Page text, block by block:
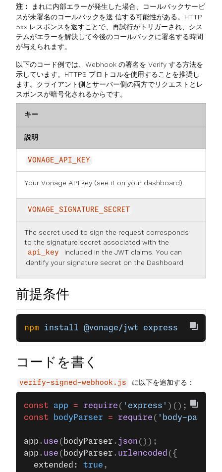
注：
まれに内部エラーが発生した場合、コールバックサービ
スが未署名のコールバックを送 信する可能性がある。HTTP
5xx レスポンスを返すことで、再試行がトリガーされ、シス
テムがエラーを解決して今後のコールバックに署名する時間
が与えられます。
以下のコード例では、Webhook の署名を Verify する方法を
示しています。HTTPS プロトコルを使用することを推奨し
ます。クライアント側とサーバー側の両方でリクエストとレ
スポンスが暗号化されるからです。
キー
説明
VONAGE_API_KEY
Your Vonage API key (see it on your dashboard).
VONAGE_SIGNATURE_SECRET
The secret used to sign the request corresponds
to the signature secret associated with the
api_key
included in the JWT claims. You can
identify your signature secret on the Dashboard
前提条件
npm install @vonage/jwt express
コードを書く
verify-signed-webhook.js に以下を追加する：
const app = require ( 'express' )();
const bodyParser = require ( 'body-parser'
app . use ( bodyParser . json ());
app . use ( bodyParser . urlencoded ({
  extended:
true ,